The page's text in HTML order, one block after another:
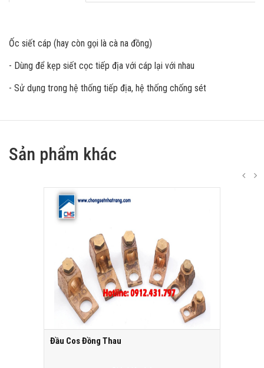
Ốc siết cáp (hay còn gọi là cà na đồng)
- Dùng để kẹp siết cọc tiếp địa với cáp lại với nhau
- Sử dụng trong hệ thống tiếp địa, hệ thống chống sét
Sản phẩm khác
Đầu Cos Đồng Thau